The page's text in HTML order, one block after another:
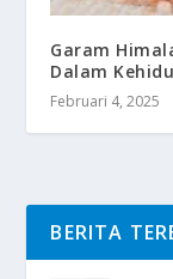
Garam
Dalam
Februari 4, 2025
BERITA